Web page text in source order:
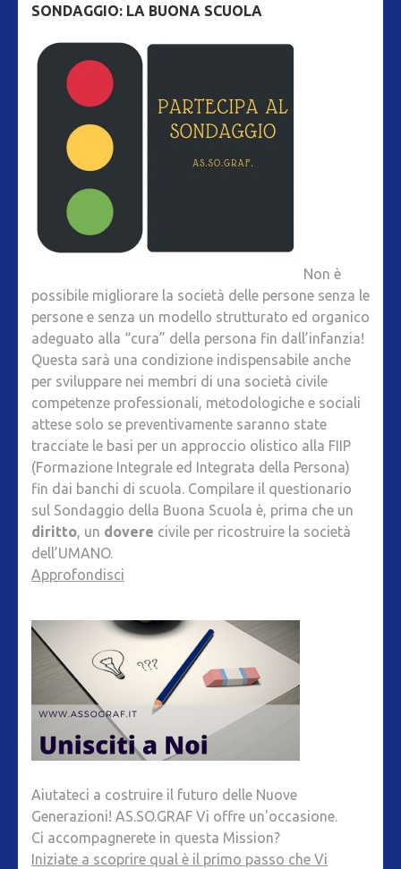
SONDAGGIO: LA BUONA SCUOLA
Non è
possibile migliorare la società delle persone senza le
persone e senza un modello strutturato ed organico
adeguato alla “cura” della persona fin dall’infanzia!
Questa sarà una condizione indispensabile anche
per sviluppare nei membri di una società civile
competenze professionali, metodologiche e sociali
attese solo se preventivamente saranno state
tracciate le basi per un approccio olistico alla FIIP
(Formazione Integrale ed Integrata della Persona)
fin dai banchi di scuola. Compilare il questionario
sul Sondaggio della Buona Scuola è, prima che un
diritto, un dovere civile per ricostruire la società
dell’UMANO.
Approfondisci
Aiutateci a costruire il futuro delle Nuove
Generazioni! AS.SO.GRAF Vi offre un'occasione.
Ci accompagnerete in questa Mission?
Iniziate a scoprire qual è il primo passo che Vi